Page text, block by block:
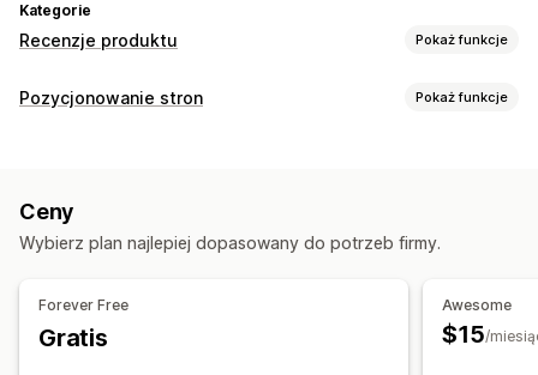
Kategorie
Recenzje produktu Pokaż funkcje
Opcje wyświetlania
Strona wszystkich recenzji
Streszczenie recenzji Pytania i odpowiedzi
Fragmenty rozszerzone
Pozycjonowanie stron Pokaż funkcje
JSON-LD
Ceny
Wybierz plan najlepiej dopasowany do potrzeb firmy.
Forever Free
Gratis
Awesome
$15/